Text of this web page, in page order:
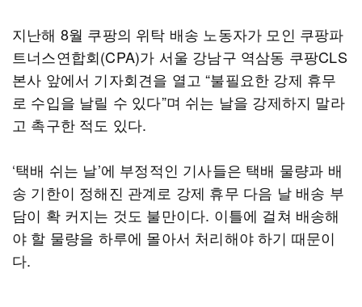
지난해 8월 쿠팡의 위탁 배송 노동자가 모인 쿠팡파
트너스연합회(CPA)가 서울 강남구 역삼동 쿠팡CLS
본사 앞에서 기자회견을 열고 “불필요한 강제 휴무
로 수입을 날릴 수 있다”며 쉬는 날을 강제하지 말라
고 촉구한 적도 있다.
‘택배 쉬는 날’에 부정적인 기사들은 택배 물량과 배
송 기한이 정해진 관계로 강제 휴무 다음 날 배송 부
담이 확 커지는 것도 불만이다. 이틀에 걸쳐 배송해
야 할 물량을 하루에 몰아서 처리해야 하기 때문이
다.